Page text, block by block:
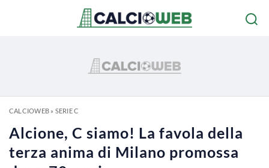
CALCIOWEB» SERIE C
Alcione, C siamo! La favola della
terza anima di Milano promossa